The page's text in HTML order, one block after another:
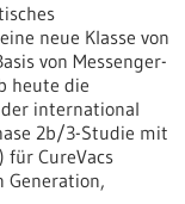
neue Klasse von
von Messenger-
heute die
der international
2b/3-Studie mit
für CureVacs
Generation,